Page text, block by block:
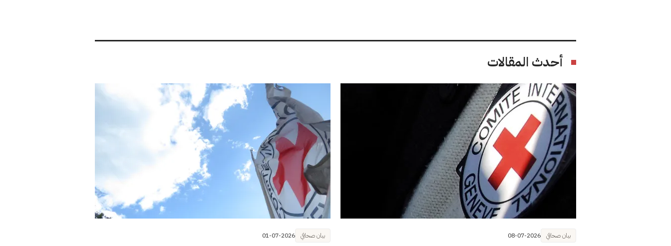
أحدث المقالات
بيان صحافي 08-07-2026 بيان صحافي 01-07-2026